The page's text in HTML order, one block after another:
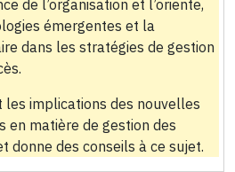
de l’organisation et l’oriente,
émergentes et la
dans les stratégies de gestion
les implications des nouvelles
en matière de gestion des
donne des conseils à ce sujet.